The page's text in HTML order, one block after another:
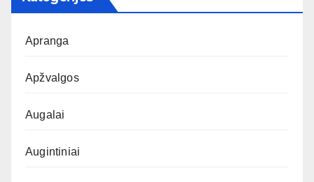
Apranga
Apžvalgos
Augalai
Augintiniai